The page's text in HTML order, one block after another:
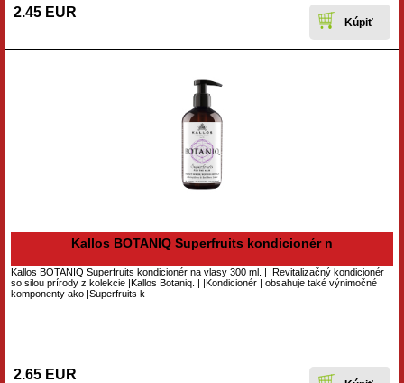
2.45 EUR
Kallos BOTANIQ Superfruits kondicionér n
Kallos BOTANIQ Superfruits kondicionér na vlasy 300 ml. | |Revitalizačný kondicionér
so silou prírody z kolekcie |Kallos Botaniq. | |Kondicionér | obsahuje také výnimočné
komponenty ako |Superfruits k
2.65 EUR